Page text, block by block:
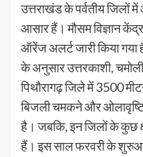
उत्तराखंड के पर्वतीय जिलों
आसार हैं। मौसम विज्ञान
ऑरेंज अलर्ट जारी किया गया
के अनुसार उत्तरकाशी,
पिथौरागढ़ जिले में 3500
बिजली चमकने और ओलावृष्टि
है। जबकि, इन जिलों के कुछ
हैं। इस साल फरवरी के